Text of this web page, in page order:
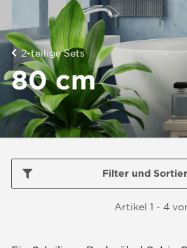
2-teilige Sets
80 cm
Filter und
Artikel 1 - 4